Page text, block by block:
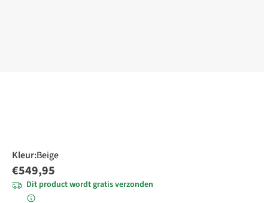
Kleur:Beige
€549,95
Dit product wordt gratis verzonden